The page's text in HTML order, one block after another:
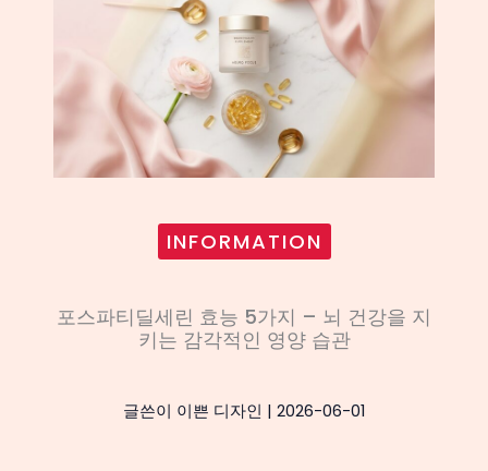
INFORMATION
포스파티딜세린 효능 5가지 – 뇌 건강을 지
키는 감각적인 영양 습관
글쓴이 이쁜 디자인 | 2026-06-01